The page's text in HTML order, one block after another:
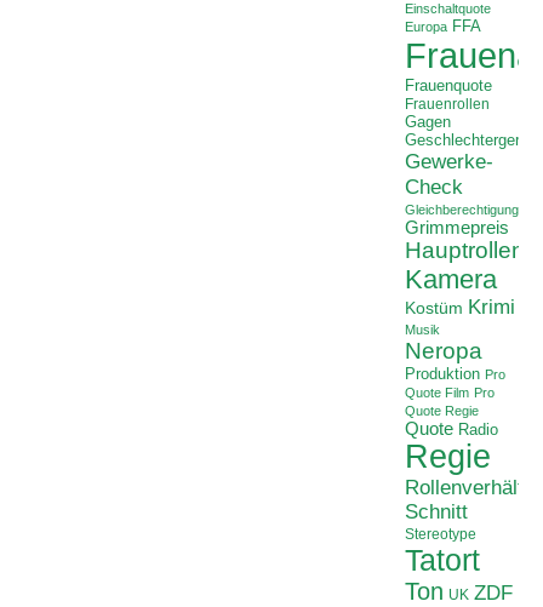
Einschaltquote
Europa FFA
Frauenquote
Frauenrollen
Gagen
Gewerke-
Check
Gleichberechtigung
Grimmepreis
Hauptrollen
Kamera
Kostüm Krimi
Musik
Neropa
Produktion Pro
Quote Film Pro
Quote Regie
Quote Radio
Regie
Schnitt
Stereotype
Tatort
Ton UK ZDF